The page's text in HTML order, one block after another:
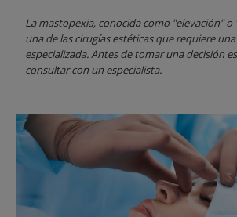
La mastopexia, conocida como "elevación" o
una de las cirugías estéticas que requiere
especializada. Antes de tomar una decisión
consultar con un especialista.